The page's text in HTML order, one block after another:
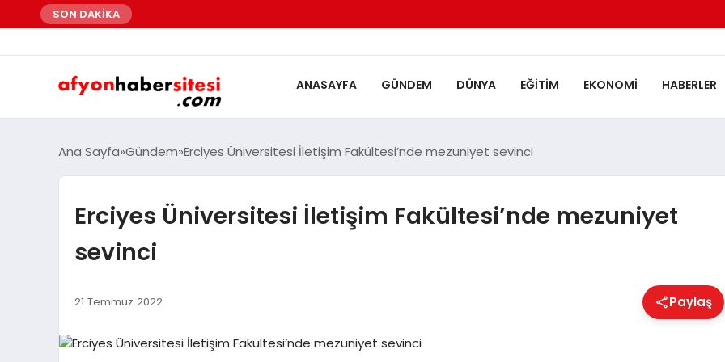
SON DAKİKA
ANASAYFA GÜNDEM DÜNYA EĞITIM EKONOMI HABERLER
Ana Sayfa Gündem Erciyes Üniversitesi İletişim Fakültesi’nde mezuniyet sevinci
Erciyes Üniversitesi İletişim Fakültesi’nde mezuniyet
sevinci
21 Temmuz 2022 Paylaş